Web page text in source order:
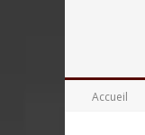
Accueil